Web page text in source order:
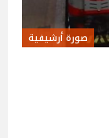
صورة أرشيفية